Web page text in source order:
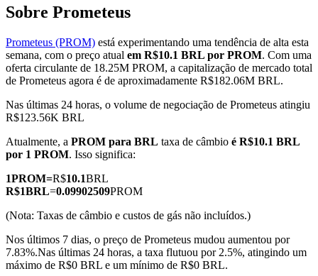
Futuros COIN-M
Futuros de criptomoeda
TradFi
Derivativos de ações, câmbio, metais preciosos e commodities
Sobre Prometeus
Prometeus (PROM) está experimentando uma tendência de alta esta
semana, com o preço atual em R$10.1 BRL por PROM. Com uma
oferta circulante de 18.25M PROM, a capitalização de mercado total
de Prometeus agora é de aproximadamente R$182.06M BRL.
Nas últimas 24 horas, o volume de negociação de Prometeus atingiu
R$123.56K BRL
Atualmente, a PROM para BRL taxa de câmbio é R$10.1 BRL
por 1 PROM. Isso significa:
1PROM=R$10.1BRL
R$1BRL=0.09902509PROM
(Nota: Taxas de câmbio e custos de gás não incluídos.)
Nos últimos 7 dias, o preço de Prometeus mudou aumentou por
7.83%.Nas últimas 24 horas, a taxa flutuou por 2.5%, atingindo um
máximo de R$0 BRL e um mínimo de R$0 BRL.